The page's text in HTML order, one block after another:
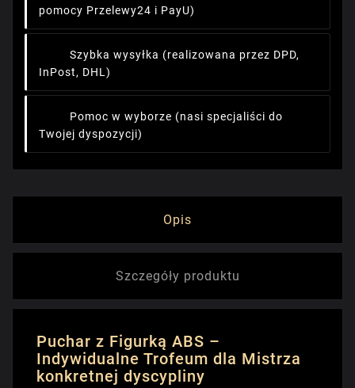
pomocy Przelewy24 i PayU)
Szybka wysyłka (realizowana przez DPD,
InPost, DHL)
Pomoc w wyborze (nasi specjaliści do
Twojej dyspozycji)
Opis
Szczegóły produktu
Puchar z Figurką ABS –
Indywidualne Trofeum dla Mistrza
konkretnej dyscypliny